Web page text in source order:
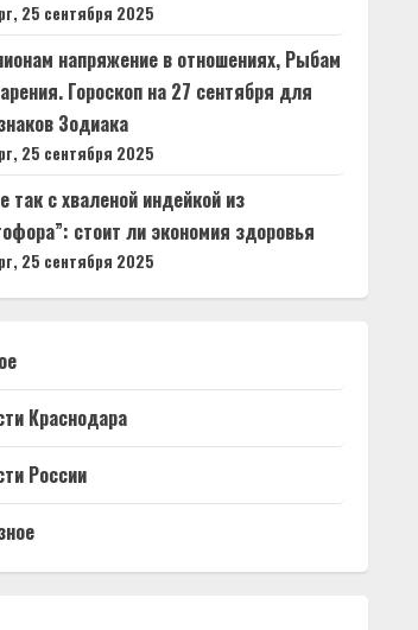
25 сентября 2025
напряжение в отношениях, Рыбам
Гороскоп на 27 сентября для
Зодиака
25 сентября 2025
так с хваленой индейкой из
стоит ли экономия здоровья
25 сентября 2025
Краснодара
России